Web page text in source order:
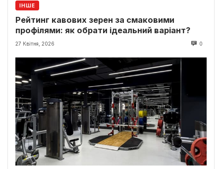
ІНШЕ
Рейтинг кавових зерен за смаковими
профілями: як обрати ідеальний варіант?
27 Квітня, 2026 0